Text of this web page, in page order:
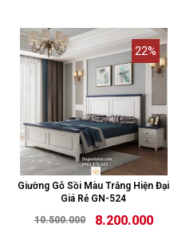
22%
Giường Gỗ Sồi Màu Trắng Hiện Đại
Giá Rẻ GN-524
10.500.000
8.200.000